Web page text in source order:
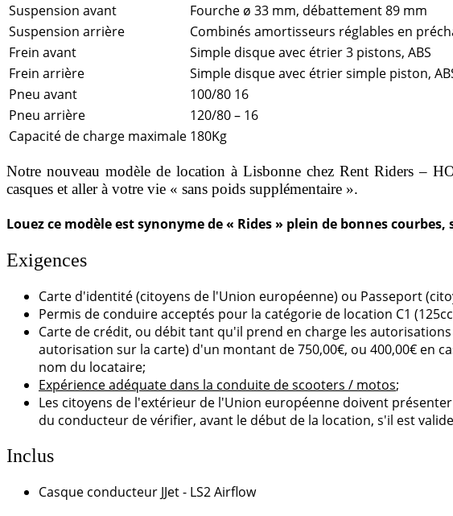
Suspension avant
Fourche ø 33 mm, débattement 89 mm
Suspension arrière
Combinés amortisseurs réglables en
Frein avant
Simple disque avec étrier 3 pistons, ABS
Frein arrière
Simple disque avec étrier simple piston,
Pneu avant
100/80 16
Pneu arrière
120/80 – 16
Capacité de charge maximale 180Kg
Notre nouveau modèle de location à Lisbonne chez Rent Riders –
casques et aller à votre vie « sans poids supplémentaire ».
Louez ce modèle est synonyme de « Rides » plein de bonnes
Exigences
Carte d'identité (citoyens de l'Union européenne) ou Passeport
Permis de conduire acceptés pour la catégorie de location C1
Carte de crédit, ou débit tant qu'il prend en charge les autorisations
autorisation sur la carte) d'un montant de 750,00€, ou 400,00€ en
nom du locataire;
Expérience adéquate dans la conduite de scooters / motos;
Les citoyens de l'extérieur de l'Union européenne doivent
du conducteur de vérifier, avant le début de la location, s'il est
Inclus
Casque conducteur JJet - LS2 Airflow